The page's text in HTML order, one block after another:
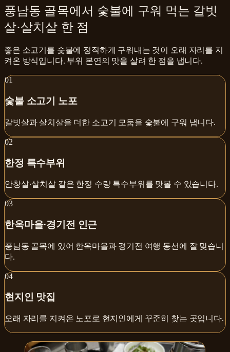
풍남동 골목에서 숯불에 구워 먹는 갈빗
살·살치살 한 점
좋은 소고기를 숯불에 정직하게 구워내는 것이 오래 자리를 지
켜온 방식입니다. 부위 본연의 맛을 살려 한 점을 냅니다.
01
숯불 소고기 노포
갈빗살과 살치살을 더한 소고기 모둠을 숯불에 구워 냅니다.
02
한정 특수부위
안창살·살치살 같은 한정 수량 특수부위를 맛볼 수 있습니다.
03
한옥마을·경기전 인근
풍남동 골목에 있어 한옥마을과 경기전 여행 동선에 잘 맞습니
다.
04
현지인 맛집
오래 자리를 지켜온 노포로 현지인에게 꾸준히 찾는 곳입니다.